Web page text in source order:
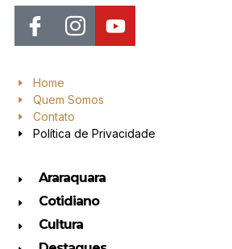
Home
Quem Somos
Contato
Política de Privacidade
Araraquara
Cotidiano
Cultura